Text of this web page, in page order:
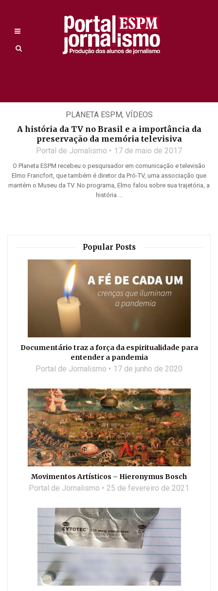
PLANETA ESPM, VÍDEOS
A história da TV no Brasil e a importância da
preservação da memória televisiva
Portal de Jornalismo 17 de maio de 2017
O Planeta ESPM recebeu o pesquisador em comunicação e televisão
Elmo Francfort, que também é diretor da Pró-TV, uma associação que
mantém o Museu da TV. No programa, Elmo falou sobre sua trajetória, a
história ...
Popular Posts
Documentário traz a força da espiritualidade para
entender a pandemia
Portal de Jornalismo 17 de junho de 2020
Movimentos Artísticos – Hieronymus Bosch
Portal de Jornalismo 25 de fevereiro de 2021